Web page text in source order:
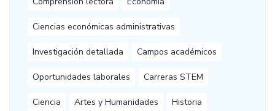
Ciencias económicas administrativas
Investigación detallada Campos académicos
Oportunidades laborales Carreras STEM
Ciencia Artes y Humanidades Historia